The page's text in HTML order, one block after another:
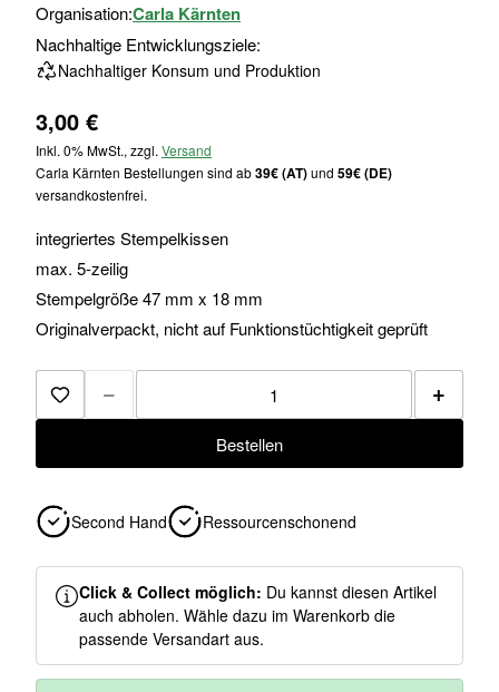
Bildgalerie
springen
Organisation:Carla Kärnten
Nachhaltige Entwicklungsziele:
Nachhaltiger Konsum und Produktion
3,00 €
Inkl. 0% MwSt., zzgl. Versand
Carla Kärnten Bestellungen sind ab39€ (AT)und 59€ (DE)
versandkostenfrei.
integriertes Stempelkissen
max. 5-zeilig
Stempelgröße 47 mm x 18 mm
Originalverpackt, nicht auf Funktionstüchtigkeit geprüft
Zur Merkliste hinzufügen
− +
Bestellen
Second Hand Ressourcenschonend
Click & Collect möglich: Du kannst diesen Artikel
auch abholen. Wähle dazu im Warenkorb die
passende Versandart aus.